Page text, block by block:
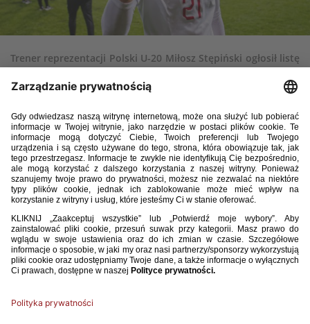
Trener reprezentacji Polski U-20 Miłosz Stępiński ogłosił listę
marcowe mecze towarzyskie. Biało-czerwoni zagrają z Anglią
(22 marca, 17:45, Białystok) oraz Rumunią (26 marca, 18:00,
Targoviste).
Lista powołanych zawodników:
Aleksander Buksa (WSG Tirol)
Wiktor Matyjewicz (Diagoras Rodou)